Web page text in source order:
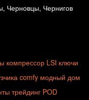
Черновцы, Чернигов
компрессор LSI ключи
comfy модный дом
трейдинг POD